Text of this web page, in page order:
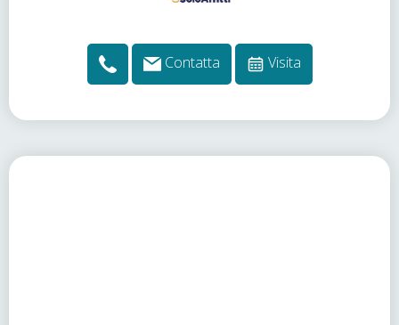
Contatta Visita